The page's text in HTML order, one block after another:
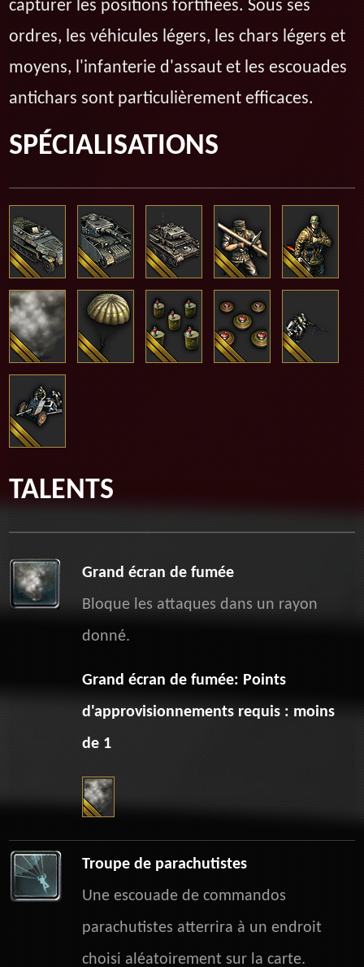
capturer les positions fortifiées. Sous ses
ordres, les véhicules légers, les chars légers et
moyens, l'infanterie d'assaut et les escouades
antichars sont particulièrement efficaces.
SPÉCIALISATIONS
TALENTS
Grand écran de fumée
Bloque les attaques dans un rayon
donné.
Grand écran de fumée: Points
d'approvisionnements requis : moins
de 1
Troupe de parachutistes
Une escouade de commandos
parachutistes atterrira à un endroit
choisi aléatoirement sur la carte.